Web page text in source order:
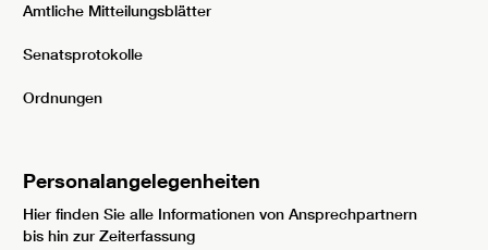
Amtliche Mitteilungsblätter
Senatsprotokolle
Ordnungen
Personalangelegenheiten
Hier finden Sie alle Informationen von Ansprechpartnern
bis hin zur Zeiterfassung